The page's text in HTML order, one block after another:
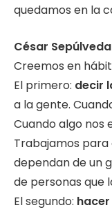
quedamos en la
César
Creemos en
El primero: decir
a la gente.
Cuando algo nos
Trabajamos para
dependan de un
de personas que
El segundo: